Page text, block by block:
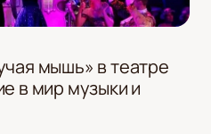
мышь» в театре
в мир музыки и